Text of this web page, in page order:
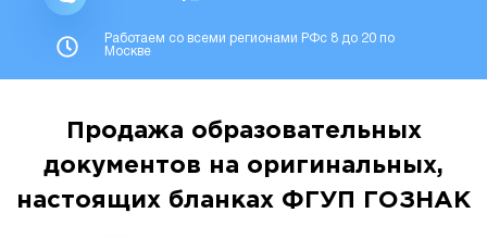
Работаем со всеми регионами РФс 8 до 20 по
Москве
Продажа образовательных
документов на оригинальных,
настоящих бланках ФГУП ГОЗНАК